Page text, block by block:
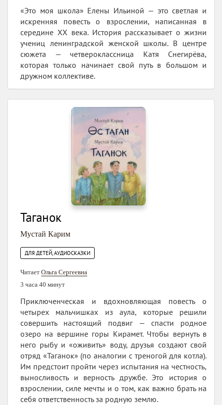
«Это моя школа» Елены Ильиной — это светлая и
искренняя повесть о взрослении, написанная в
середине XX века. История рассказывает о жизни
учениц ленинградской женской школы. В центре
сюжета — четвероклассница Катя Снегирёва,
которая только начинает свой путь в большом и
дружном коллективе.
Таганок
Мустай Карим
ДЛЯ ДЕТЕЙ, АУДИОСКАЗКИ
Читает Ольга Сергеевна
3 часа 40 минут
Приключенческая и вдохновляющая повесть о
четырех мальчишках из аула, которые решили
совершить настоящий подвиг — спасти родное
озеро на вершине горы Кирамет. Чтобы вернуть в
него рыбу и «оживить» воду, друзья создают свой
отряд «Таганок» (по аналогии с треногой для котла).
Им предстоит пройти через испытания на честность,
выносливость и верность дружбе. Это история о
взрослении, силе мечты и о том, как важно брать на
себя ответственность за родную землю.